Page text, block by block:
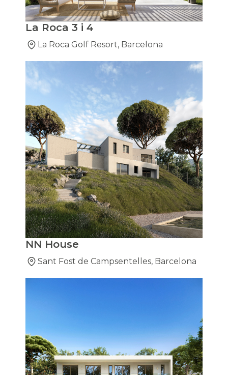
La Roca 3 i 4
La Roca Golf Resort, Barcelona
NN House
Sant Fost de Campsentelles, Barcelona